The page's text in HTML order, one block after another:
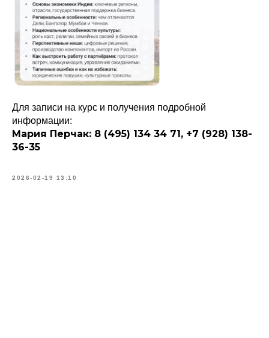
Для записи на курс и получения подробной
информации:
Мария Перчак: 8 (495) 134 34 71, +7 (928) 138-
36-35
2026-02-19 13:10